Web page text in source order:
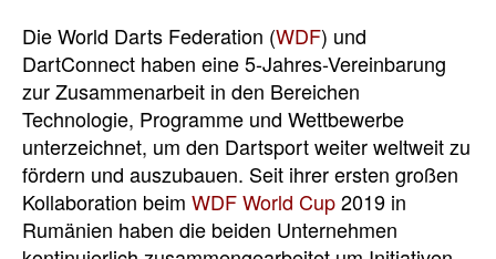
Die World Darts Federation (WDF) und
DartConnect haben eine 5-Jahres-Vereinbarung
zur Zusammenarbeit in den Bereichen
Technologie, Programme und Wettbewerbe
unterzeichnet, um den Dartsport weiter weltweit zu
fördern und auszubauen. Seit ihrer ersten großen
Kollaboration beim WDF World Cup2019 in
Rumänien haben die beiden Unternehmen